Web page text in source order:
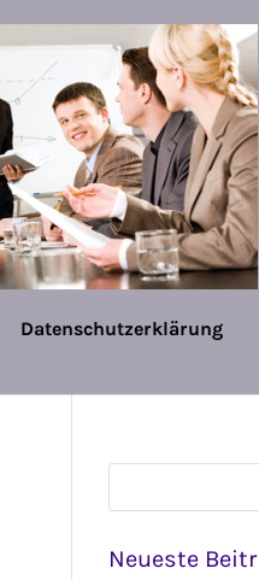
Datenschutzerklärung
Neueste